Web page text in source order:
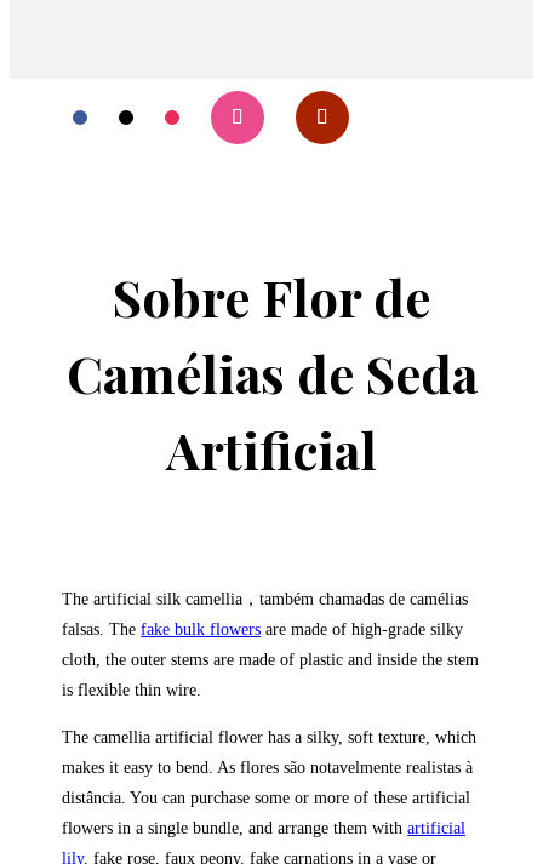
Sobre Flor de
Camélias de Seda
Artificial
The artificial silk camellia ，também chamadas de camélias
falsas. Thefake bulk flowers are made of high-grade silky
cloth, the outer stems are made of plastic and inside the stem
is flexible thin wire.
Thecamellia artificial flower has a silky, soft texture, which
makes it easy to bend. As flores são notavelmente realistas à
distância. You can purchase some or more of these artificial
flowers in a single bundle, and arrange them withartificial
lily, fake rose, faux peony, fake carnations in a vase or